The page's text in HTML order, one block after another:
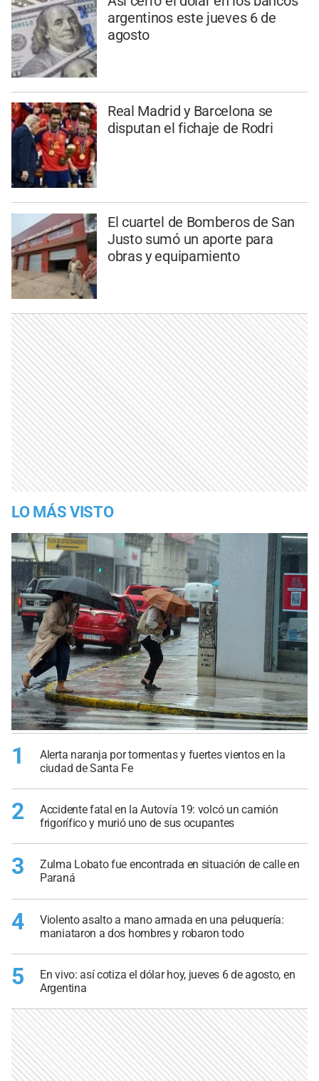
argentinos este jueves 6 de
agosto
Real Madrid y Barcelona se
disputan el fichaje de Rodri
El cuartel de Bomberos de San
Justo sumó un aporte para
obras y equipamiento
LO MÁS VISTO
1
Alerta naranja por tormentas y fuertes vientos en la
ciudad de Santa Fe
2
Accidente fatal en la Autovía 19: volcó un camión
frigorífico y murió uno de sus ocupantes
3
Zulma Lobato fue encontrada en situación de calle en
Paraná
4
Violento asalto a mano armada en una peluquería:
maniataron a dos hombres y robaron todo
5
En vivo: así cotiza el dólar hoy, jueves 6 de agosto, en
Argentina